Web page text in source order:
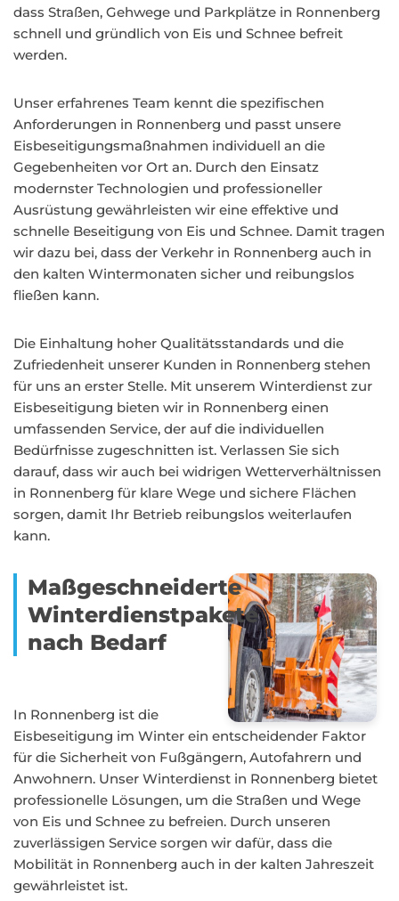
dass Straßen, Gehwege und Parkplätze in Ronnenberg
schnell und gründlich von Eis und Schnee befreit
werden.
Unser erfahrenes Team kennt die spezifischen
Anforderungen in Ronnenberg und passt unsere
Eisbeseitigungsmaßnahmen individuell an die
Gegebenheiten vor Ort an. Durch den Einsatz
modernster Technologien und professioneller
Ausrüstung gewährleisten wir eine effektive und
schnelle Beseitigung von Eis und Schnee. Damit tragen
wir dazu bei, dass der Verkehr in Ronnenberg auch in
den kalten Wintermonaten sicher und reibungslos
fließen kann.
Die Einhaltung hoher Qualitätsstandards und die
Zufriedenheit unserer Kunden in Ronnenberg stehen
für uns an erster Stelle. Mit unserem Winterdienst zur
Eisbeseitigung bieten wir in Ronnenberg einen
umfassenden Service, der auf die individuellen
Bedürfnisse zugeschnitten ist. Verlassen Sie sich
darauf, dass wir auch bei widrigen Wetterverhältnissen
in Ronnenberg für klare Wege und sichere Flächen
sorgen, damit Ihr Betrieb reibungslos weiterlaufen
kann.
Maßgeschneiderte
Winterdienstpakete
nach Bedarf
In Ronnenberg ist die
Eisbeseitigung im Winter ein entscheidender Faktor
für die Sicherheit von Fußgängern, Autofahrern und
Anwohnern. Unser Winterdienst in Ronnenberg bietet
professionelle Lösungen, um die Straßen und Wege
von Eis und Schnee zu befreien. Durch unseren
zuverlässigen Service sorgen wir dafür, dass die
Mobilität in Ronnenberg auch in der kalten Jahreszeit
gewährleistet ist.